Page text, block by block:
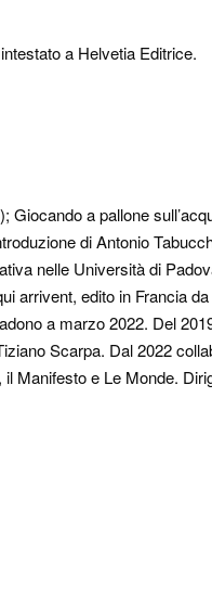
a Helvetia Editrice.
a pallone
di Antonio
nelle Università di
arrivent, edito in Francia
a marzo 2022. Del
Scarpa. Dal 2022
Manifesto e Le Monde.